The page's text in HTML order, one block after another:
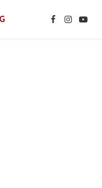
Facebook